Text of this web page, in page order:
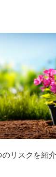
リスクを紹介